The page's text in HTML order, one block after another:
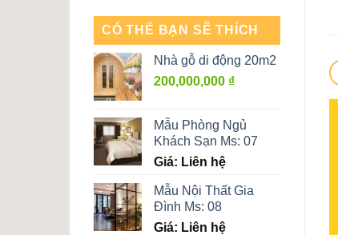
CÓ THỂ BẠN SẼ THÍCH
Nhà gỗ di động 20m2
200,000,000 ₫
Mẫu Phòng Ngủ
Khách Sạn Ms: 07
Giá: Liên hệ
Mẫu Nội Thất Gia
Đình Ms: 08
Giá: Liên hệ